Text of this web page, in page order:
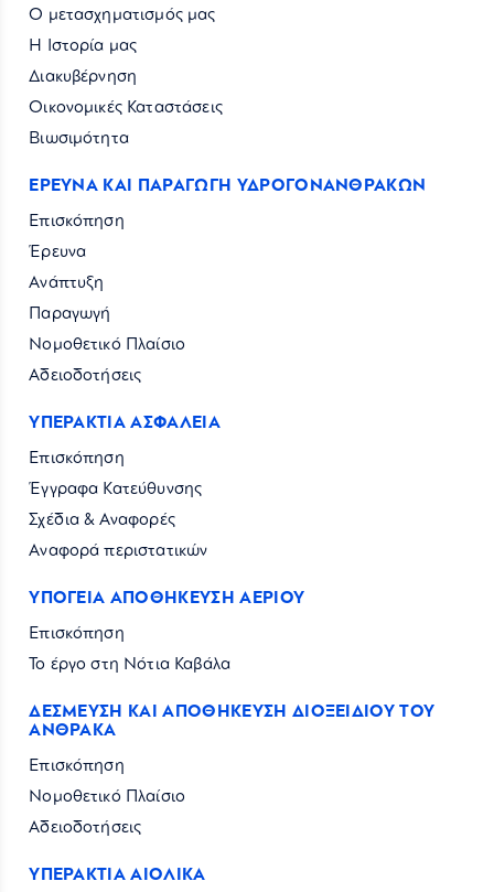
Ο μετασχηματισμός μας
Η Ιστορία μας
Διακυβέρνηση
Οικονομικές Καταστάσεις
Βιωσιμότητα
ΕΡΕΥΝΑ ΚΑΙ ΠΑΡΑΓΩΓΗ ΥΔΡΟΓΟΝΑΝΘΡΑΚΩΝ
Επισκόπηση
Έρευνα
Ανάπτυξη
Παραγωγή
Νομοθετικό Πλαίσιο
Αδειοδοτήσεις
ΥΠΕΡΑΚΤΙΑ ΑΣΦΑΛΕΙΑ
Επισκόπηση
Έγγραφα Κατεύθυνσης
Σχέδια & Αναφορές
Αναφορά περιστατικών
ΥΠΟΓΕΙΑ ΑΠΟΘΗΚΕΥΣΗ ΑΕΡΙΟΥ
Επισκόπηση
Το έργο στη Νότια Καβάλα
ΔΕΣΜΕΥΣΗ ΚΑΙ ΑΠΟΘΗΚΕΥΣΗ ΔΙΟΞΕΙΔΙΟΥ ΤΟΥ
ΑΝΘΡΑΚΑ
Επισκόπηση
Νομοθετικό Πλαίσιο
Αδειοδοτήσεις
ΥΠΕΡΑΚΤΙΑ ΑΙΟΛΙΚΑ